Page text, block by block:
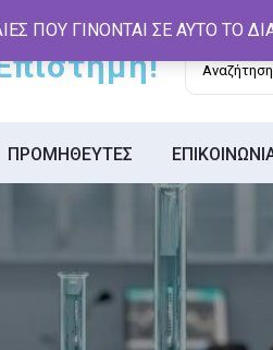
Αναζήτηση
ΠΡΟΜΗΘΕΥΤΕΣ
ΠΟΥ ΓΙΝΟΝΤΑΙ ΣΕ ΑΥΤΟ ΤΟ